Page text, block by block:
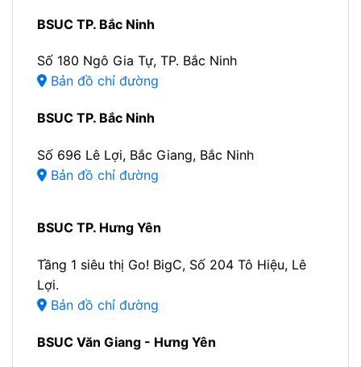
BSUC TP. Bắc Ninh
Số 180 Ngô Gia Tự, TP. Bắc Ninh
Bản đồ chỉ đường
BSUC TP. Bắc Ninh
Số 696 Lê Lợi, Bắc Giang, Bắc Ninh
Bản đồ chỉ đường
BSUC TP. Hưng Yên
Tầng 1 siêu thị Go! BigC, Số 204 Tô Hiệu, Lê
Lợi.
Bản đồ chỉ đường
BSUC Văn Giang - Hưng Yên